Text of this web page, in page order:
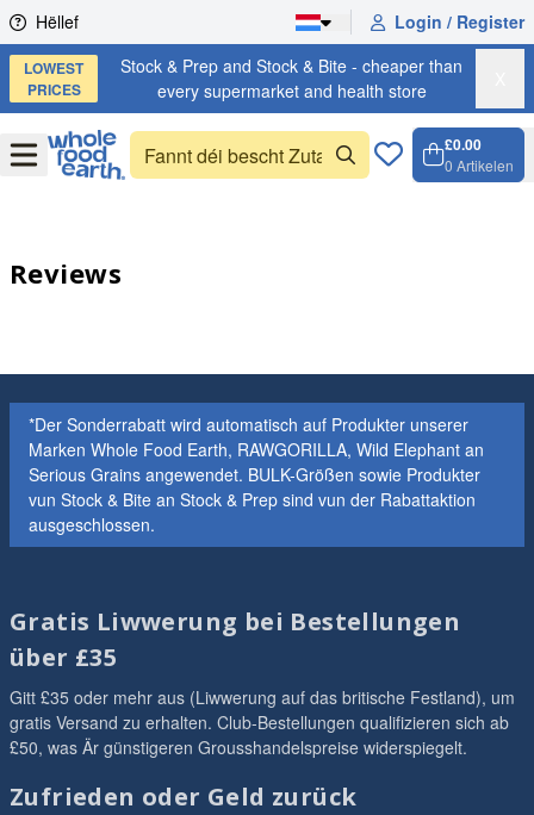
Skip to content
Hëllef Login / Register
LOWEST
PRICES
Stock & Prep and Stock & Bite - cheaper than
every supermarket and health store
OpenMenu
£0.00
0 Artikelen
Reviews
*Der Sonderrabatt wird automatisch auf Produkter unserer
Marken Whole Food Earth, RAWGORILLA, Wild Elephant an
Serious Grains angewendet. BULK-Größen sowie Produkter
vun Stock & Bite an Stock & Prep sind vun der Rabattaktion
ausgeschlossen.
Gratis Liwwerung bei Bestellungen
über £35
Gitt £35 oder mehr aus (Liwwerung auf das britische Festland), um
gratis Versand zu erhalten. Club-Bestellungen qualifizieren sich ab
£50, was Är günstigeren Grousshandelspreise widerspiegelt.
Zufrieden oder Geld zurück